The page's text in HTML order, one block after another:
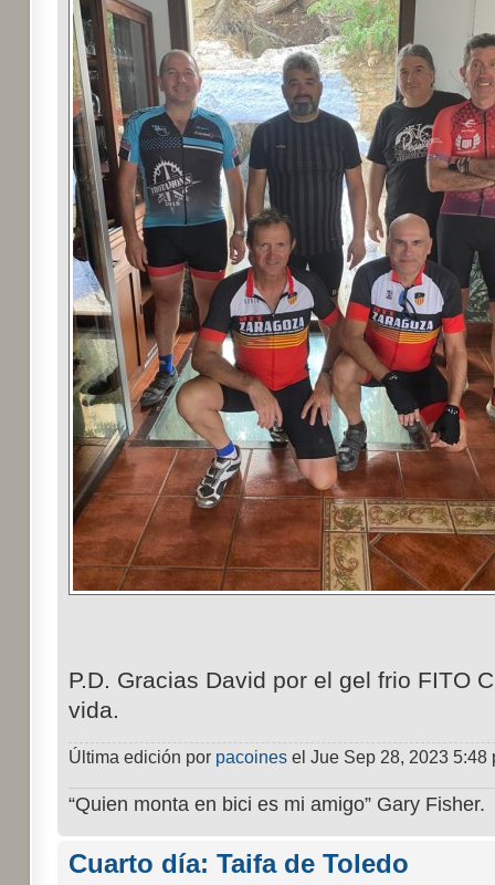
P.D. Gracias David por el gel frio FITO
vida.
Última edición por pacoinesel Jue Sep 28, 2023 5:48
“Quien monta en bici es mi amigo” Gary Fisher.
Cuarto día: Taifa de Toledo